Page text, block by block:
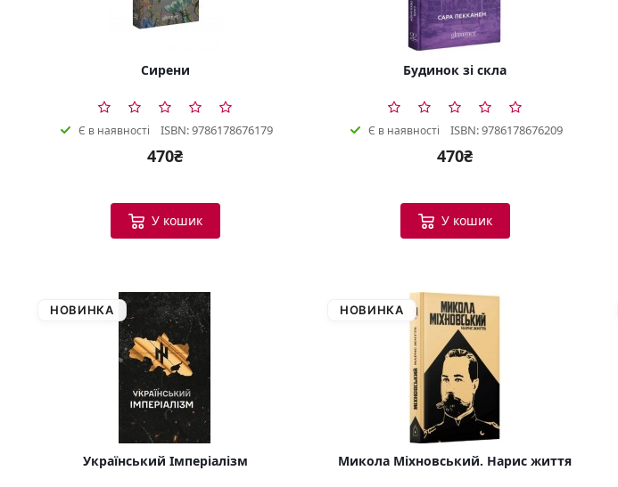
Сирени
Є в наявності ISBN: 9786178676179
470₴
У кошик
Будинок зі скла
Є в наявності ISBN: 9786178676209
470₴
У кошик
НОВИНКА
Український Імперіалізм
НОВИНКА
Микола Міхновський. Нарис життя